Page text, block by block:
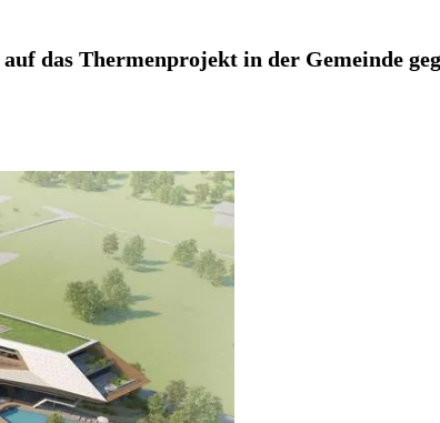
das Thermenprojekt in der Gemeinde